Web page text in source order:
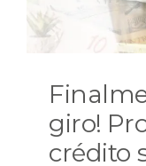
giro!
crédito